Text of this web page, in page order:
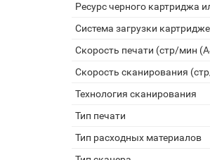
Ресурс черного картриджа
Система загрузки
Скорость печати (стр/мин
Скорость сканирования
Технология сканирования
Тип печати
Тип расходных материалов